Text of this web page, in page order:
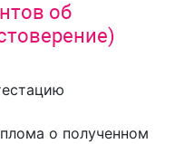
об
о полученном